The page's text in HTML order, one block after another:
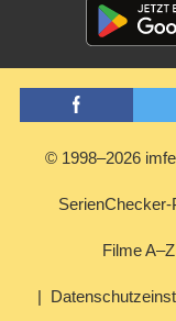
© 1998–2026
Filme A–Z